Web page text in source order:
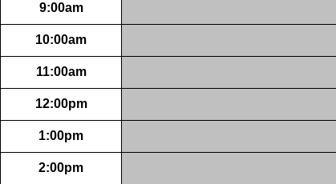
9:00am
10:00am
11:00am
12:00pm
1:00pm
2:00pm